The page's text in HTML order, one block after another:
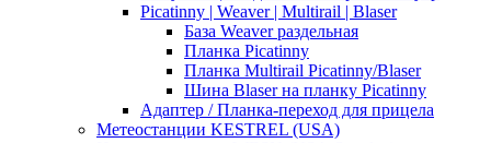
Picatinny | Weaver | Multirail | Blaser
База Weaver раздельная
Планка Picatinny
Планка Multirail Picatinny/Blaser
Шина Blaser на планку Picatinny
Адаптер / Планка-переход для прицела
Метеостанции KESTREL (USA)